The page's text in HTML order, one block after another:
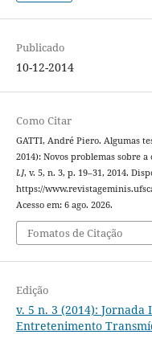
Publicado
10-12-2014
Como Citar
GATTI, André Piero. Algumas
2014): Novos problemas sobre a
l.], v. 5, n. 3, p. 19–31, 2014.
https://
Acesso em: 6 ago. 2026.
Fomatos de Citação
Edição
v. 5 n. 3 (2014): Jornada
Entretenimento